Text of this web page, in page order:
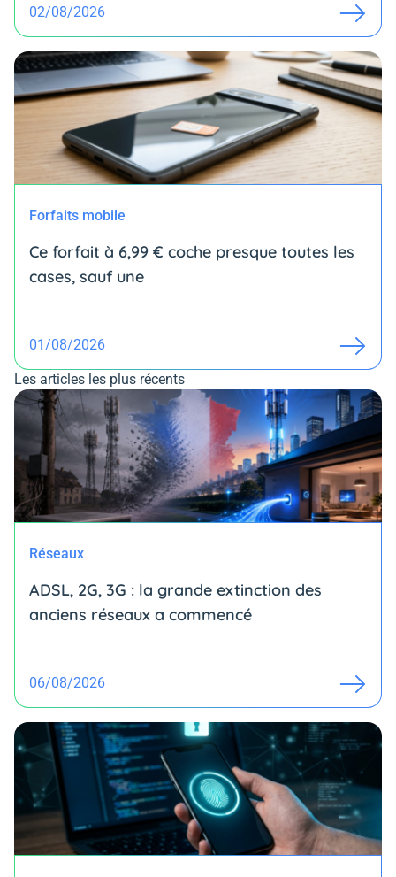
02/08/2026
Forfaits mobile
Ce forfait à 6,99 € coche presque toutes les
cases, sauf une
01/08/2026
Les articles les plus récents
Réseaux
ADSL, 2G, 3G : la grande extinction des
anciens réseaux a commencé
06/08/2026